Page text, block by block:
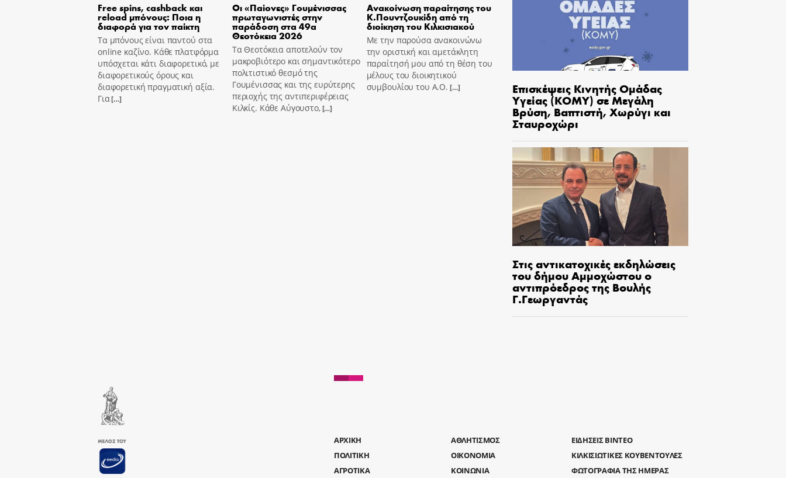
Free spins, cashback και
reload μπόνους: Ποια η
διαφορά για τον παίκτη
Τα μπόνους είναι παντού στα
online καζίνο. Κάθε πλατφόρμα
υπόσχεται κάτι διαφορετικό, με
διαφορετικούς όρους και
διαφορετική πραγματική αξία.
Για[…]
Οι «Παίονες» Γουμένισσας
πρωταγωνιστές στην
παράδοση στα 49α
Θεοτόκεια 2026
Τα Θεοτόκεια αποτελούν τον
μακροβιότερο και σημαντικότερο
πολιτιστικό θεσμό της
Γουμένισσας και της ευρύτερης
περιοχής της αντιπεριφέρειας
Κιλκίς. Κάθε Αύγουστο,[…]
Ανακοίνωση παραίτησης του
Κ.Πουντζουκίδη από τη
διοίκηση του Κιλκισιακού
Με την παρούσα ανακοινώνω
την οριστική και αμετάκλητη
παραίτησή μου από τη θέση του
μέλους του διοικητικού
συμβουλίου του Α.Ο. […] Επισκέψεις Κινητής Ομάδας
Υγείας (ΚΟΜΥ) σε Μεγάλη
Βρύση, Βαπτιστή, Χωρύγι και
Σταυροχώρι
Στις αντικατοχικές εκδηλώσεις
του δήμου Αμμοχώστου ο
αντιπρόεδρος της Βουλής
Γ.Γεωργαντάς
AΡΧΙΚΗ
ΑΘΛΗΤΙΣΜΟΣ
ΠΟΛΙΤΙΚΗ
ΟΙΚΟΝΟΜΙΑ
ΑΓΡΟΤΙΚΑ
ΚΟΙΝΩΝΙΑ
ΕΙΔΗΣΕΙΣ ΒΙΝΤΕΟ
ΚΙΛΚΙΣΙΩΤΙΚΕΣ ΚΟΥΒΕΝΤΟΥΛΕΣ
ΦΩΤΟΓΡΑΦΙΑ ΤΗΣ ΗΜΕΡΑΣ